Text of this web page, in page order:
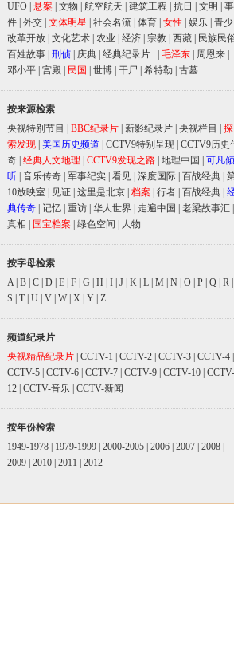
UFO 悬案 文物 航空航天 建筑工程 抗日 文明
事
件 外交 文体明星 社会名流 体育 女性 娱乐 青少
改革开放 文化艺术 农业 经济 宗教 西藏 民族民
百姓故事 刑侦 庆典 经典纪录片 毛泽东 周恩来
邓小平 宫殿 民国 世博 干尸 希特勒 古墓
按来源检索
央视特别节目
BBC纪录片 新影纪录片 央视栏目
探
索发现 美国历史频道 CCTV9特别呈现 CCTV9历史
奇 经典人文地理 CCTV9发现之路 地理中国
可凡倾
听 音乐传奇 军事纪实 看见 深度国际 百战经典
10放映室
见证 这里是北京 档案 行者 百战经典
典传奇 记忆 重访 华人世界 走遍中国 老梁故事汇
真相
国宝档案 绿色空间 人物
按字母检索
A| B C D E F G H I J K L M N O P Q R
S
T| U V W X Y Z
频道纪录片
央视精品纪录片 CCTV-1 CCTV-2 CCTV-3 CCTV-4
CCTV-5 CCTV-6 CCTV-7 CCTV-9 CCTV-10 CCTV-
12 CCTV-音乐 CCTV-新闻
按年份检索
1949-1978
1979-1999 2000-2005 2006 2007 2008
2009 2010 2011 2012